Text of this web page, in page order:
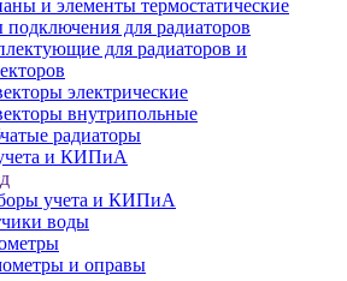
и элементы термостатические
подключения для радиаторов
для радиаторов и
электрические
внутрипольные
радиаторы
и КИПиА
учета и КИПиА
воды
и оправы